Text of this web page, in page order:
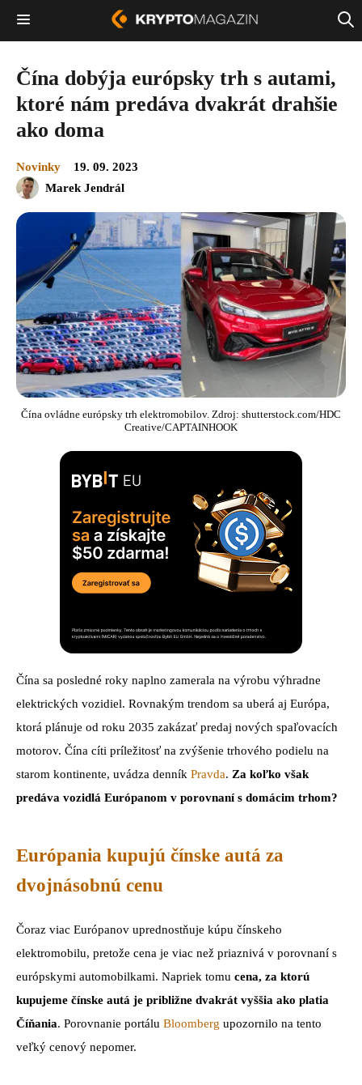
Čína dobýja európsky trh s autami,
ktoré nám predáva dvakrát drahšie
ako doma
Novinky
19. 09. 2023
Marek Jendrál
Čína ovládne európsky trh elektromobilov. Zdroj: shutterstock.com/HDC
Creative/CAPTAINHOOK
Čína sa posledné roky naplno zamerala na výrobu výhradne
elektrických vozidiel. Rovnakým trendom sa uberá aj Európa,
ktorá plánuje od roku 2035 zakázať predaj nových spaľovacích
motorov. Čína cíti príležitosť na zvýšenie trhového podielu na
starom kontinente, uvádza denník Pravda. Za koľko však
predáva vozidlá Európanom v porovnaní s domácim trhom?
Európania kupujú čínske autá za
dvojnásobnú cenu
Čoraz viac Európanov uprednostňuje kúpu čínskeho
elektromobilu, pretože cena je viac než priaznivá v porovnaní s
európskymi automobilkami. Napriek tomu cena, za ktorú
kupujeme čínske autá je približne dvakrát vyššia ako platia
Číňania. Porovnanie portálu Bloomberg upozornilo na tento
veľký cenový nepomer.